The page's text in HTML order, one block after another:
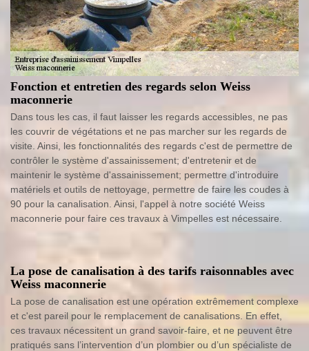
Fonction et entretien des regards selon Weiss
maconnerie
Dans tous les cas, il faut laisser les regards accessibles, ne pas
les couvrir de végétations et ne pas marcher sur les regards de
visite. Ainsi, les fonctionnalités des regards c'est de permettre de
contrôler le système d'assainissement; d'entretenir et de
maintenir le système d'assainissement; permettre d'introduire
matériels et outils de nettoyage, permettre de faire les coudes à
90 pour la canalisation. Ainsi, l'appel à notre société Weiss
maconnerie pour faire ces travaux à Vimpelles est nécessaire.
La pose de canalisation à des tarifs raisonnables avec
Weiss maconnerie
La pose de canalisation est une opération extrêmement complexe
et c'est pareil pour le remplacement de canalisations. En effet,
ces travaux nécessitent un grand savoir-faire, et ne peuvent être
pratiqués sans l’intervention d’un plombier ou d’un spécialiste de